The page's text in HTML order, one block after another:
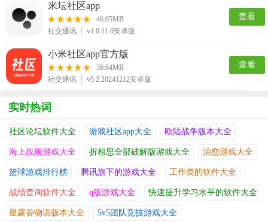
米坛社区app
46.05MB
社交通讯
v1.0.11.0安卓版
查看
小米社区app官方版
36.64MB
社交通讯
v5.2.20241212安卓版
查看
实时热词
社区论坛软件大全 游戏社区app大全 欧陆战争版本大全
海上战舰游戏大全 折相思全部破解版游戏大全 治愈游戏大全
篮球游戏排行榜 腾讯旗下的游戏大全 工作类的软件大全
战绩查询软件大全 q版游戏大全 快速提升学习水平的软件大全
星露谷物语版本大全 5v5团队竞技游戏大全